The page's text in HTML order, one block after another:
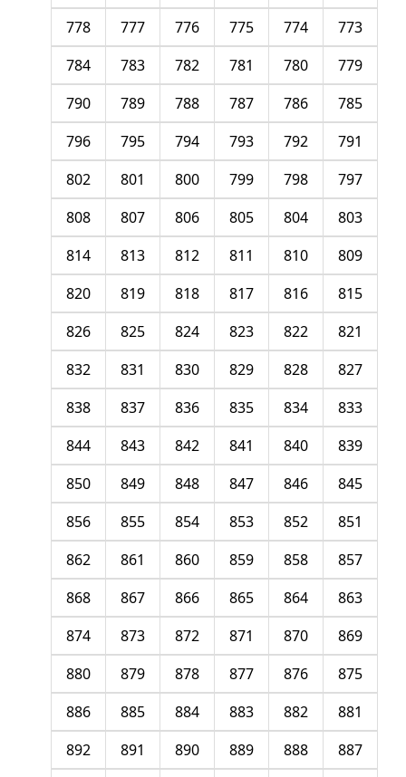
773
774
775
776
777
778
779
780
781
782
783
784
785
786
787
788
789
790
791
792
793
794
795
796
797
798
799
800
801
802
803
804
805
806
807
808
809
810
811
812
813
814
815
816
817
818
819
820
821
822
823
824
825
826
827
828
829
830
831
832
833
834
835
836
837
838
839
840
841
842
843
844
845
846
847
848
849
850
851
852
853
854
855
856
857
858
859
860
861
862
863
864
865
866
867
868
869
870
871
872
873
874
875
876
877
878
879
880
881
882
883
884
885
886
887
888
889
890
891
892